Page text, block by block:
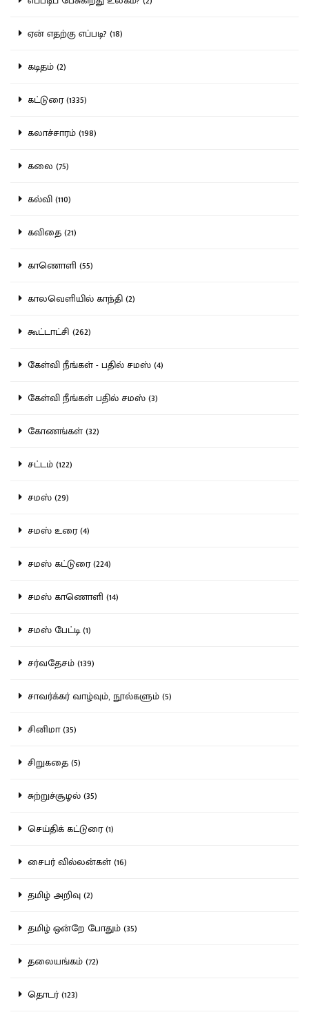
ஏன் எதற்கு எப்படி? (18)
கடிதம் (2)
கட்டுரை (1335)
கலாச்சாரம் (198)
கலை (75)
கல்வி (110)
கவிதை (21)
காணொளி (55)
காலவெளியில் காந்தி (2)
கூட்டாட்சி (262)
கேள்வி நீங்கள் - பதில் சமஸ் (4)
கேள்வி நீங்கள் பதில் சமஸ் (3)
கோணங்கள் (32)
சட்டம் (122)
சமஸ் (29)
சமஸ் உரை (4)
சமஸ் கட்டுரை (224)
சமஸ் காணொளி (14)
சமஸ் பேட்டி (1)
சர்வதேசம் (139)
சாவர்க்கர் வாழ்வும், நூல்களும் (5)
சினிமா (35)
சிறுகதை (5)
சுற்றுச்சூழல் (35)
செய்திக் கட்டுரை (1)
சைபர் வில்லன்கள் (16)
தமிழ் அறிவு (2)
தமிழ் ஒன்றே போதும் (35)
தலையங்கம் (72)
தொடர் (123)